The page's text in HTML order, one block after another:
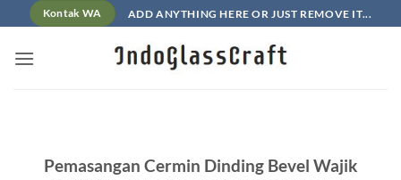
to
content
Kontak WA ADD ANYTHING HERE OR JUST REMOVE IT...
Pemasangan Cermin Dinding Bevel Wajik